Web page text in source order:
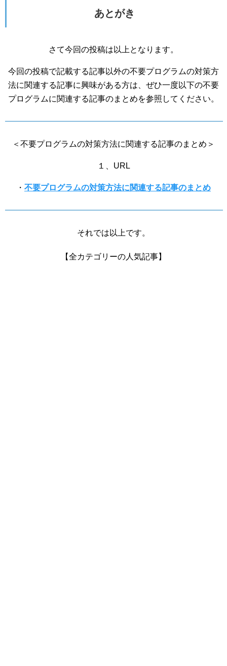
あとがき
さて今回の投稿は以上となります。
今回の投稿で記載する記事以外の不要プログラムの対策方
法に関連する記事に興味がある方は、ぜひ一度以下の不要
プログラムに関連する記事のまとめを参照してください。
＜不要プログラムの対策方法に関連する記事のまとめ＞
１、URL
・ 不要プログラムの対策方法に関連する記事のまとめ
それでは以上です。
【全カテゴリーの人気記事】